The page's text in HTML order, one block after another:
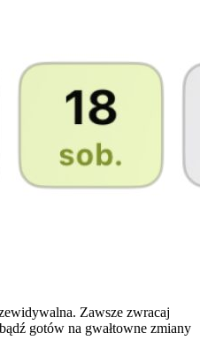
Zawsze zwracaj
gotów na gwałtowne zmiany